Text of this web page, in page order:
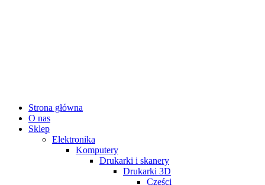
Strona główna
O nas
Sklep
Elektronika
Komputery
Drukarki i skanery
Drukarki 3D
Części